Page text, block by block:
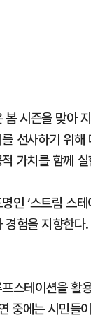
봄 시즌을 맞아
선사하기 위
가치를 함께
인 ‘스트림 스
경험을 지향한다.
스테이션을 활
중에는 시민들